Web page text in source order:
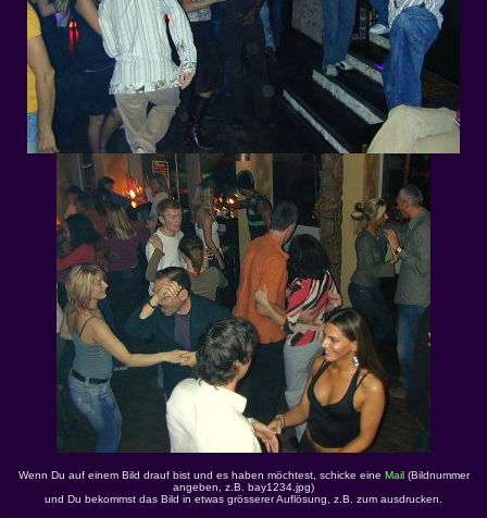
Wenn Du auf einem Bild drauf bist und es haben möchtest, schicke eine Mail(Bildnummer
angeben, z.B. bay1234.jpg)
und Du bekommst das Bild in etwas grösserer Auflösung, z.B. zum ausdrucken.